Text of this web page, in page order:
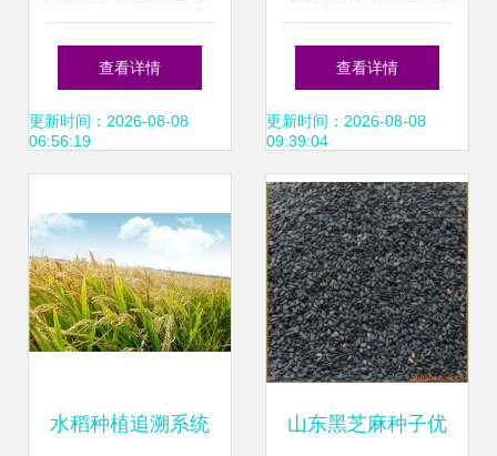
店报白上架全攻略
以土豆、小麦、稻
查看详情
更新时间：2026-08-08
06:56:19
书里藏“种子”:让新
生感受农学之美_
央广网
查看详情
更新时间：2026-08-08
09:39:04
水稻种植追溯系统 山东黑芝麻种子优